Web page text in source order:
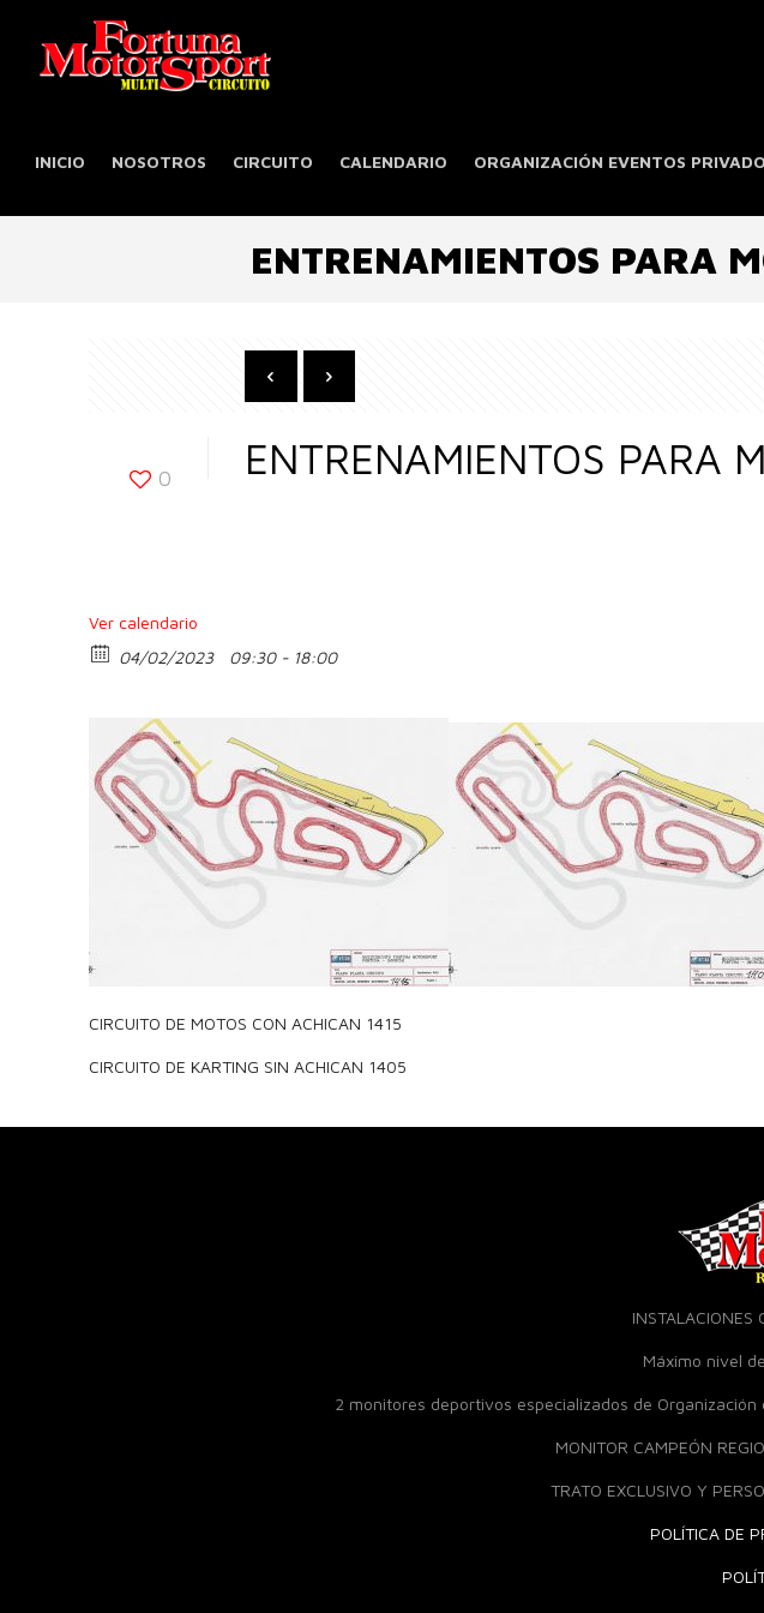
INICIO NOSOTROS CIRCUITO CALENDARIO ORGANIZACIÓN EVENTOS
ENTRENAMIENTOS PARA
0 ENTRENAMIENTOS PARA
Ver calendario
04/02/2023
09:30 - 18:00
CIRCUITO DE MOTOS CON ACHICAN 1415
CIRCUITO DE KARTING SIN ACHICAN 1405
INSTALACIONES
Máximo nivel
2 monitores deportivos especializados de
MONITOR CAMPEÓN
TRATO EXCLUSIVO Y
POLÍTICA DE